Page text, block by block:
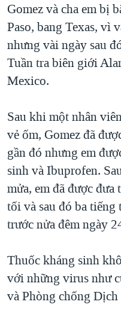
Gomez và cha em bị
Paso, bang Texas, vì
nhưng vài ngày sau
Tuần tra biên giới
Mexico.
Sau khi một nhân
vẻ ốm, Gomez đã
gần đó nhưng em
sinh và Ibuprofen.
mửa, em đã được
tối và sau đó ba
trước nửa đêm ngày
Thuốc kháng sinh
với những virus như
và Phòng chống